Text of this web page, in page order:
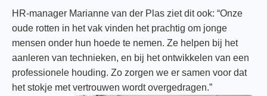
HR-manager Marianne van der Plas ziet dit ook: “Onze
oude rotten in het vak vinden het prachtig om jonge
mensen onder hun hoede te nemen. Ze helpen bij het
aanleren van technieken, en bij het ontwikkelen van een
professionele houding. Zo zorgen we er samen voor dat
het stokje met vertrouwen wordt overgedragen.”